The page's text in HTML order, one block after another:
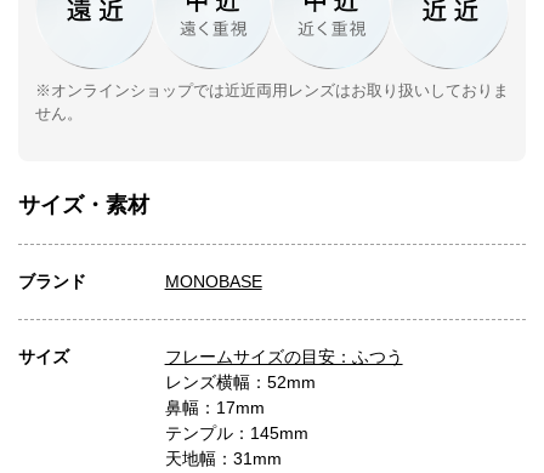
※オンラインショップでは近近両用レンズはお取り扱いしておりま
せん。
サイズ・素材
ブランド MONOBASE
サイズ
フレームサイズの目安：ふつう
レンズ横幅：52mm
鼻幅：17mm
テンプル：145mm
天地幅：31mm